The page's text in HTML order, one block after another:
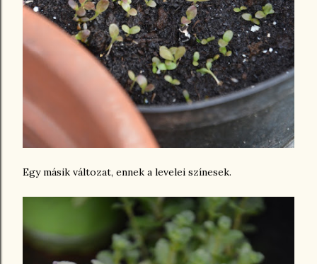
Egy másik változat, ennek a levelei színesek.